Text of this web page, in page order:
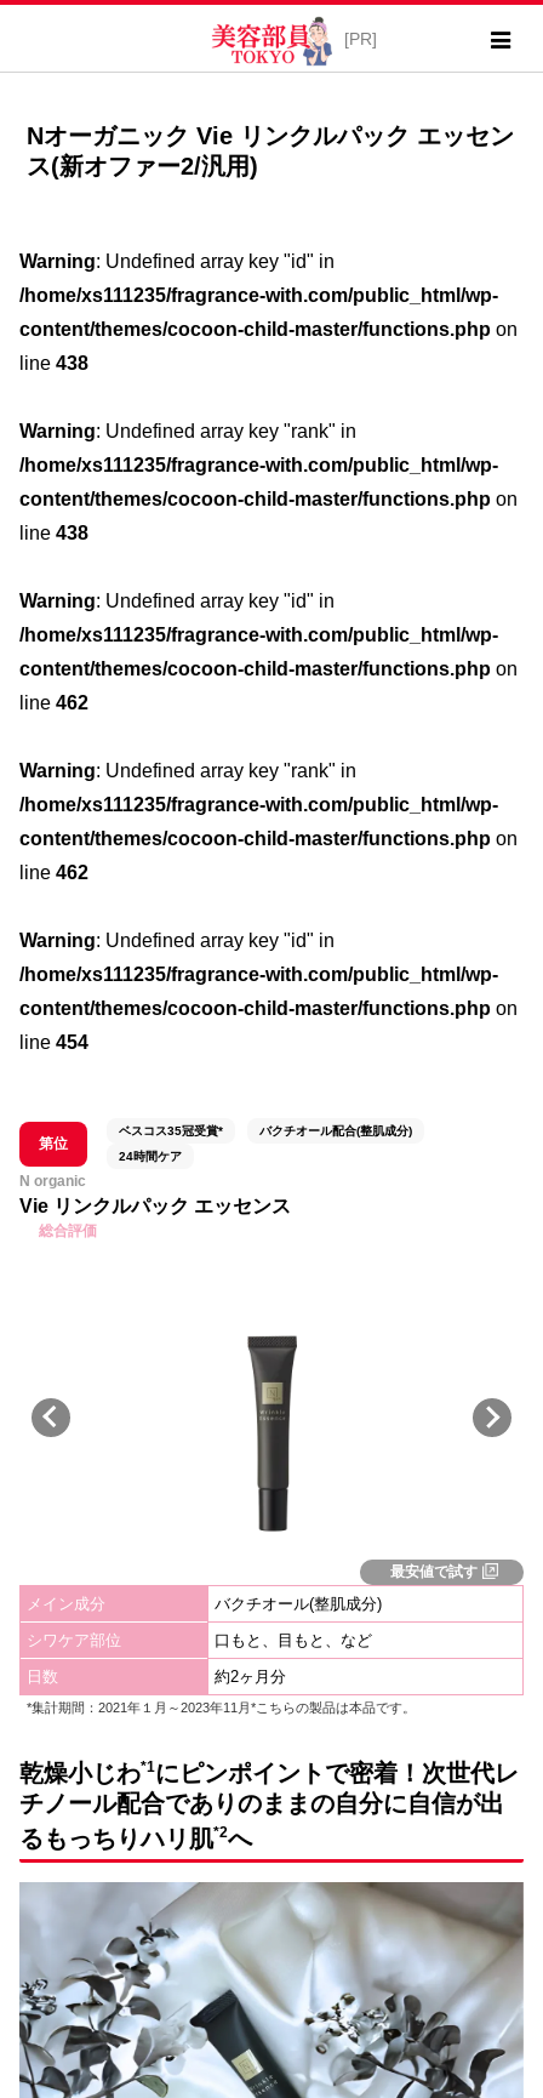
Nオーガニック Vie リンクルパック エッセン
ス(新オファー2/汎用)
Warning: Undefined array key "id" in
/home/xs111235/fragrance-with.com/public_html/wp-
content/themes/cocoon-child-master/functions.php on
line 438
Warning: Undefined array key "rank" in
/home/xs111235/fragrance-with.com/public_html/wp-
content/themes/cocoon-child-master/functions.php on
line 438
Warning: Undefined array key "id" in
/home/xs111235/fragrance-with.com/public_html/wp-
content/themes/cocoon-child-master/functions.php on
line 462
Warning: Undefined array key "rank" in
/home/xs111235/fragrance-with.com/public_html/wp-
content/themes/cocoon-child-master/functions.php on
line 462
Warning: Undefined array key "id" in
/home/xs111235/fragrance-with.com/public_html/wp-
content/themes/cocoon-child-master/functions.php on
line 454
第位
ベスコス35冠受賞*
バクチオール配合(整肌成分)
24時間ケア
N organic
Vie リンクルパック エッセンス
総合評価
最安値で試す
メイン成分
バクチオール(整肌成分)
シワケア部位
口もと、目もと、など
日数
約2ヶ月分
*集計期間：2021年１月～2023年11月*こちらの製品は本品です。
乾燥小じわ*1にピンポイントで密着！次世代レ
チノール配合でありのままの自分に自信が出
るもっちりハリ肌*2へ